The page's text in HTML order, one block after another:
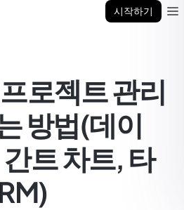
시작하기
로젝트 관리
방법(데이
트 차트, 타